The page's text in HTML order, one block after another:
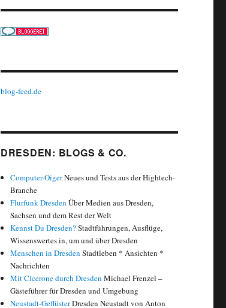
blog-feed.de
DRESDEN: BLOGS & CO.
Computer-OigerNeues und Tests aus der Hightech-
Branche
Flurfunk Dresden Über Medien aus Dresden,
Sachsen und dem Rest der Welt
Kennst Du Dresden?Stadtführungen, Ausflüge,
Wissenswertes in, um und über Dresden
Menschen in Dresden Stadtleben * Ansichten *
Nachrichten
Mit Cicerone durch Dresden Michael Frenzel –
Gästeführer für Dresden und Umgebung
Neustadt-GeflüsterDresden Neustadt von Anton